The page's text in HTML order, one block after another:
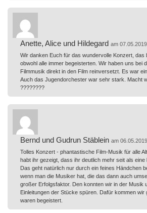
Anette, Alice und Hildegard am 07.05.2019
Wir danken Euch für das wundervolle Konzert, das
obwohl alle immer begeisterten. Wir haben uns bei
Filmmusik direkt in den Film reinversetzt. Es war
Auch das Jugendorchester war sehr stark. Macht
????????
Bernd und Gudrun Stäblein am 06.05.2019
Tolles Konzert - phantastische Film-Musik für alle
habt ihr gezeigt, dass ihr deutlich mehr seit als eine
Das geht natürlich nur durch ein feines Händchen
wenn man die Musiker hat, die das dann auch
großer Erfolgsfaktor. Den konnten wir in der Musik
Einleitungen der Stücke spüren. Dafür kommen
waren begeistert.